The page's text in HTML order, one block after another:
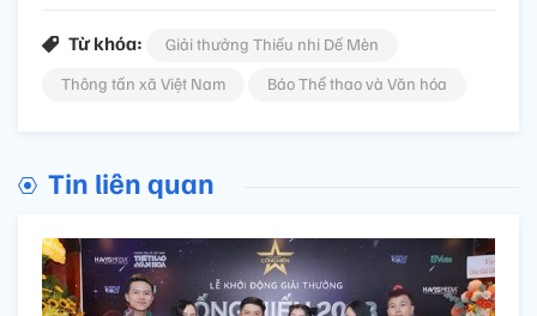
Từ khóa:
Giải thưởng Thiếu nhi Dế Mèn
Thông tấn xã Việt Nam
Báo Thể thao và Văn hóa
Tin liên quan